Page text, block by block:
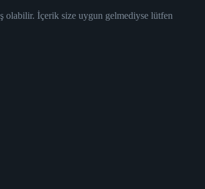
olabilir. İçerik size uygun gelmediyse lütfen